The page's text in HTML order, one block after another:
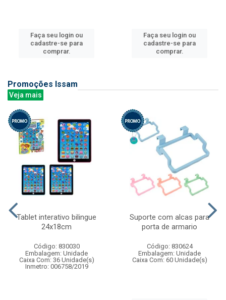
Faça seu login ou
cadastre-se para
comprar.
Faça seu login ou
cadastre-se para
comprar.
Promoções Issam
Veja mais
Tablet interativo bilingue
24x18cm
Código: 830030
Embalagem: Unidade
Caixa Com: 36 Unidade(s)
Inmetro: 006758/2019
Suporte com alcas para
porta de armario
Código: 830624
Embalagem: Unidade
Caixa Com: 60 Unidade(s)